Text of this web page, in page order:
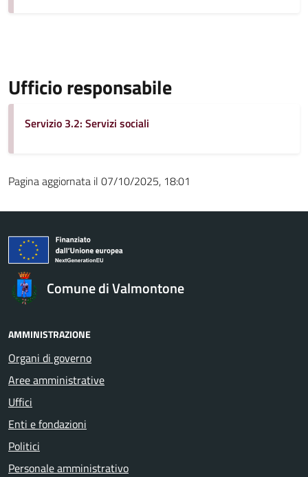
Ufficio responsabile
Servizio 3.2: Servizi sociali
Pagina aggiornata il 07/10/2025, 18:01
Comune di Valmontone
AMMINISTRAZIONE
Organi di governo
Aree amministrative
Uffici
Enti e fondazioni
Politici
Personale amministrativo